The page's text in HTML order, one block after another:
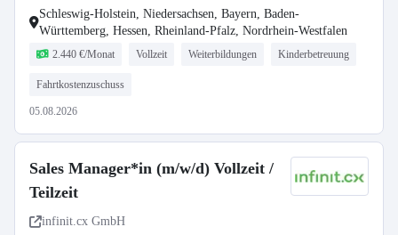
Schleswig-Holstein, Niedersachsen, Bayern, Baden-
Württemberg, Hessen, Rheinland-Pfalz, Nordrhein-Westfalen
2.440 €/Monat Vollzeit Weiterbildungen Kinderbetreuung
Fahrtkostenzuschuss
05.08.2026
Sales Manager*in (m/w/d) Vollzeit /
Teilzeit
infinit.cx GmbH